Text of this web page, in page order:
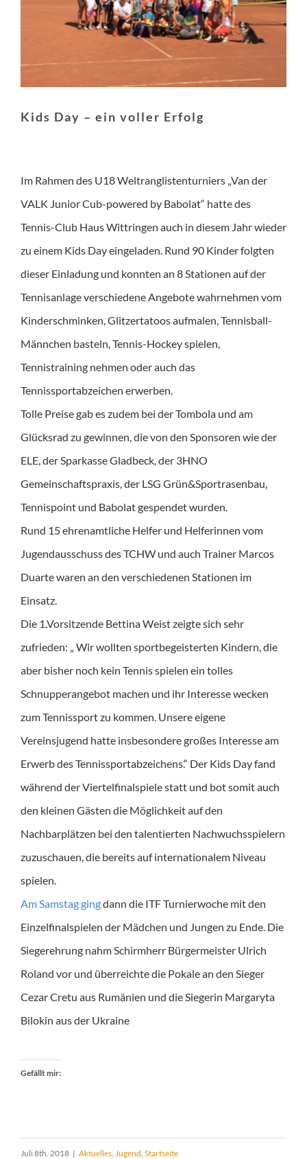
Kids Day – ein voller Erfolg
Im Rahmen des U18 Weltranglistenturniers „Van der
VALK Junior Cub-powered by Babolat“ hatte des
Tennis-Club Haus Wittringen auch in diesem Jahr wieder
zu einem Kids Day eingeladen. Rund 90 Kinder folgten
dieser Einladung und konnten an 8 Stationen auf der
Tennisanlage verschiedene Angebote wahrnehmen vom
Kinderschminken, Glitzertatoos aufmalen, Tennisball-
Männchen basteln, Tennis-Hockey spielen,
Tennistraining nehmen oder auch das
Tennissportabzeichen erwerben.
Tolle Preise gab es zudem bei der Tombola und am
Glücksrad zu gewinnen, die von den Sponsoren wie der
ELE, der Sparkasse Gladbeck, der 3HNO
Gemeinschaftspraxis, der LSG Grün&Sportrasenbau,
Tennispoint und Babolat gespendet wurden.
Rund 15 ehrenamtliche Helfer und Helferinnen vom
Jugendausschuss des TCHW und auch Trainer Marcos
Duarte waren an den verschiedenen Stationen im
Einsatz.
Die 1.Vorsitzende Bettina Weist zeigte sich sehr
zufrieden: „ Wir wollten sportbegeisterten Kindern, die
aber bisher noch kein Tennis spielen ein tolles
Schnupperangebot machen und ihr Interesse wecken
zum Tennissport zu kommen. Unsere eigene
Vereinsjugend hatte insbesondere großes Interesse am
Erwerb des Tennissportabzeichens.“ Der Kids Day fand
während der Viertelfinalspiele statt und bot somit auch
den kleinen Gästen die Möglichkeit auf den
Nachbarplätzen bei den talentierten Nachwuchsspielern
zuzuschauen, die bereits auf internationalem Niveau
spielen.
Am Samstag gingdann die ITF Turnierwoche mit den
Einzelfinalspielen der Mädchen und Jungen zu Ende. Die
Siegerehrung nahm Schirmherr Bürgermeister Ulrich
Roland vor und überreichte die Pokale an den Sieger
Cezar Cretu aus Rumänien und die Siegerin Margaryta
Bilokin aus der Ukraine
Gefällt mir:
Juli 8th. 2018 | Aktuelles, Jugend, Startseite